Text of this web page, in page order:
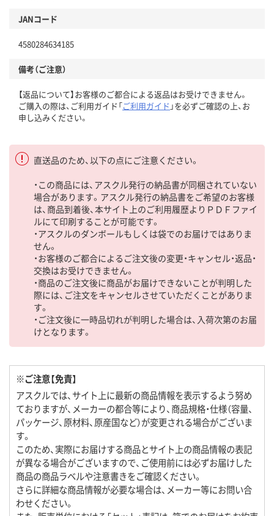
JANコード
4580284634185
備考（ご注意）
【返品について】お客様のご都合による返品はお受けできません。
ご購入の際は、ご利用ガイド「ご利用ガイド 」を必ずご確認の上、お
申し込みください。
直送品のため、以下の点にご注意ください。
・この商品には、アスクル発行の納品書が同梱されていない
場合があります。アスクル発行の納品書をご希望のお客様
は、商品到着後、本サイト上のご利用履歴よりＰＤＦファイ
ルにて印刷することが可能です。
・アスクルのダンボールもしくは袋でのお届けではありま
せん。
・お客様のご都合によるご注文後の変更・キャンセル・返品・
交換はお受けできません。
・商品のご注文後に商品がお届けできないことが判明した
際には、ご注文をキャンセルさせていただくことがありま
す。
・ご注文後に一時品切れが判明した場合は、入荷次第のお届
けとなります。
※ご注意【免責】
アスクルでは、サイト上に最新の商品情報を表示するよう努め
ておりますが、メーカーの都合等により、商品規格・仕様（容量、
パッケージ、原材料、原産国など）が変更される場合がございま
す。
このため、実際にお届けする商品とサイト上の商品情報の表記
が異なる場合がございますので、ご使用前には必ずお届けした
商品の商品ラベルや注意書きをご確認ください。
さらに詳細な商品情報が必要な場合は、メーカー等にお問い合
わせください。